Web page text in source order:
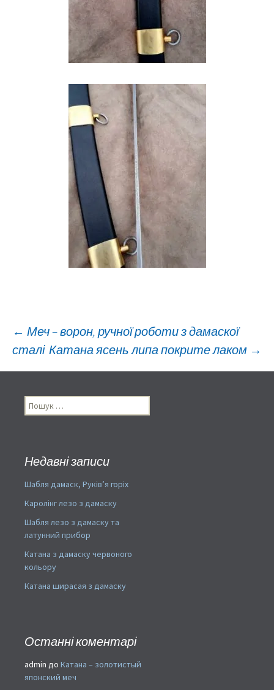
Навигация
по
записям
← Меч – ворон, ручної роботи з дамаскої
сталі Катана ясень липа покрите лаком →
Пошук:
Недавні записи
Шабля дамаск, Руків’я горіх
Каролінг лезо з дамаску
Шабля лезо з дамаску та
латунний прибор
Катана з дамаску червоного
кольору
Катана ширасая з дамаску
Останні коментарі
admin до Катана – золотистый
японский меч